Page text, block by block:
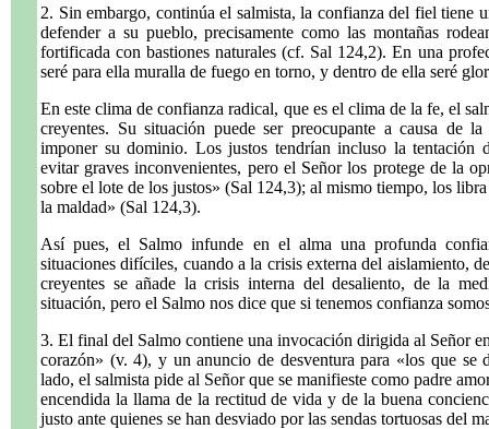
2. Sin embargo, continúa el salmista, la confianza del fiel tiene
defender a su pueblo, precisamente como las montañas
fortificada con bastiones naturales (cf. Sal 124,2). En una
seré para ella muralla de fuego en torno, y dentro de ella seré
En este clima de confianza radical, que es el clima de la fe, el
creyentes. Su situación puede ser preocupante a causa de
imponer su dominio. Los justos tendrían incluso la tentación
evitar graves inconvenientes, pero el Señor los protege de la
sobre el lote de los justos» (Sal 124,3); al mismo tiempo, los
la maldad» (Sal 124,3).
Así pues, el Salmo infunde en el alma una profunda
situaciones difíciles, cuando a la crisis externa del aislamiento,
creyentes se añade la crisis interna del desaliento, de la
situación, pero el Salmo nos dice que si tenemos confianza
3. El final del Salmo contiene una invocación dirigida al Señor
corazón» (v. 4), y un anuncio de desventura para «los que se
lado, el salmista pide al Señor que se manifieste como padre
encendida la llama de la rectitud de vida y de la buena
justo ante quienes se han desviado por las sendas tortuosas del